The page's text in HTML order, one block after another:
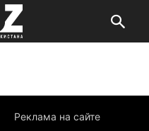
Реклама на сайте